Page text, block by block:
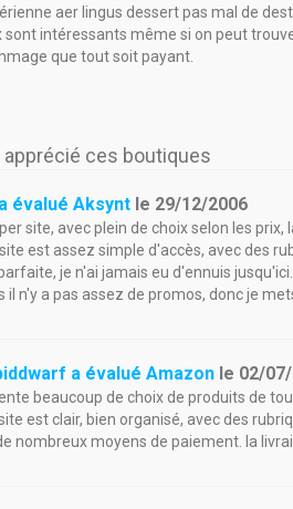
aer lingus dessert pas mal de
sont intéressants même si on peut
que tout soit payant.
ces boutiques
évalué Aksynt le 29/12/2006
site, avec plein de choix selon les
est assez simple d'accès, avec des
je n'ai jamais eu d'ennuis
il n'y a pas assez de promos, donc je
a évalué Amazon le 02/
beaucoup de choix de produits de
est clair, bien organisé, avec des
nombreux moyens de paiement. la